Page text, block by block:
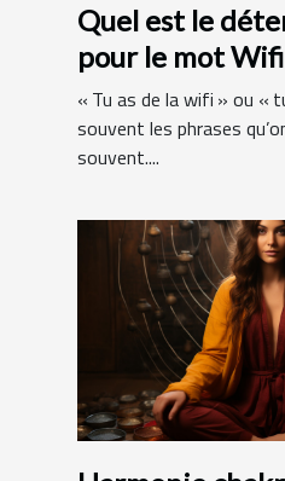
Quel est le
pour le mot Wifi
« Tu as de la wifi » ou «
souvent les phrases
souvent....